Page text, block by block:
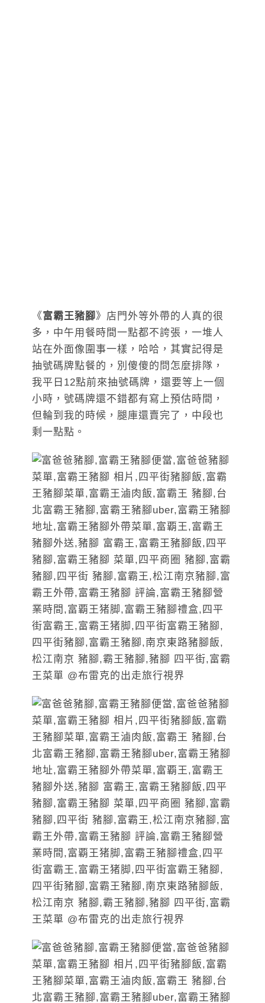
《富霸王豬腳》店門外等外帶的人真的很
多，中午用餐時間一點都不誇張，一堆人
站在外面像圍事一樣，哈哈，其實記得是
抽號碼牌點餐的，別傻傻的問怎麼排隊，
我平日12點前來抽號碼牌，還要等上一個
小時，號碼牌還不錯都有寫上預估時間，
但輪到我的時候，腿庫還賣完了，中段也
剩一點點。